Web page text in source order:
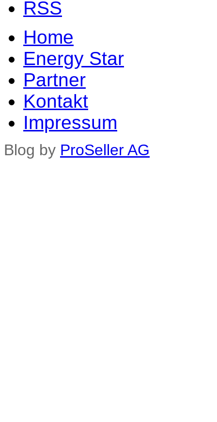
Home
Energy Star
Partner
Kontakt
Impressum
Blog by ProSeller AG